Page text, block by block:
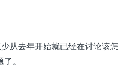
去年开始就已经在讨论该怎
。